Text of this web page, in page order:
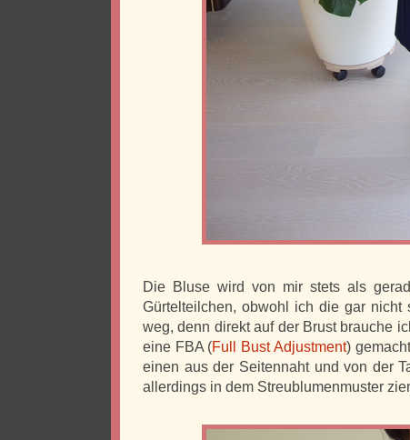
Die Bluse wird von mir stets als
Gürtelteilchen, obwohl ich die gar nicht
weg, denn direkt auf der Brust brauche
eine FBA (Full Bust Adjustment)
einen aus der Seitennaht und von der
allerdings in dem Streublumenmuster